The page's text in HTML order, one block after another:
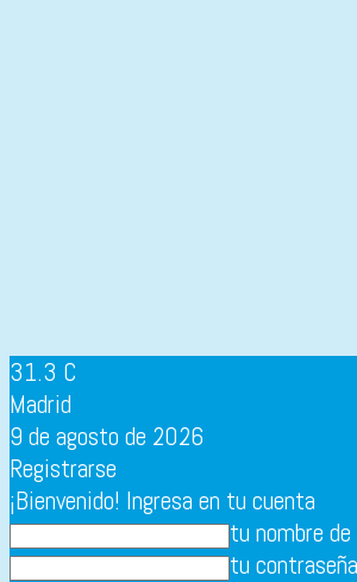
31.3 C
Madrid
9 de agosto de 2026
Registrarse
¡Bienvenido! Ingresa en tu cuenta
tu nombre
tu contraseña